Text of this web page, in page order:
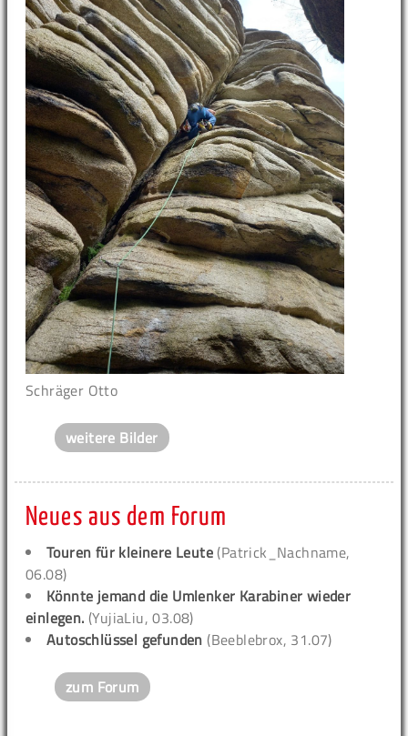
Schräger Otto
weitere Bilder
Neues aus dem Forum
Touren für kleinere Leute (Patrick_Nachname,
06.08)
Könnte jemand die Umlenker Karabiner wieder
einlegen. (YujiaLiu, 03.08)
Autoschlüssel gefunden (Beeblebrox, 31.07)
zum Forum